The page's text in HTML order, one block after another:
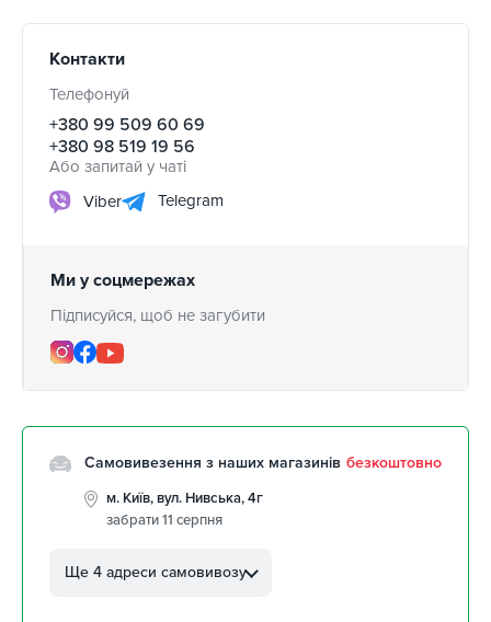
Контакти
Телефонуй
+380 99 509 60 69
+380 98 519 19 56
Або запитай у чаті
Viber
Telegram
Ми у соцмережах
Підписуйся, щоб не загубити
Самовивезення з наших магазинів безкоштовно
м. Київ, вул. Нивська, 4г
забрати 11 серпня
Автолюбителів, 8а
Ще 4 адреси самовивозу